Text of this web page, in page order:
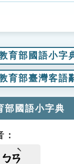
育部國語小字
育部臺灣客語
部國語小字典
：
ㄅㄢ